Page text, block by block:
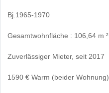
Bj.1965-1970
Gesamtwohnfläche : 106,64 m ²
Zuverlässiger Mieter, seit 2017
1590 € Warm (beider Wohnung)